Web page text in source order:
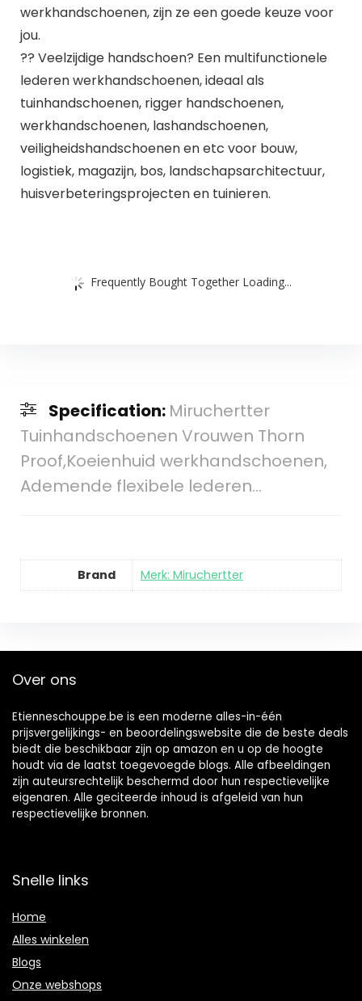
werkhandschoenen, zijn ze een goede keuze voor
jou.
?? Veelzijdige handschoen? Een multifunctionele
lederen werkhandschoenen, ideaal als
tuinhandschoenen, rigger handschoenen,
werkhandschoenen, lashandschoenen,
veiligheidshandschoenen en etc voor bouw,
logistiek, magazijn, bos, landschapsarchitectuur,
huisverbeteringsprojecten en tuinieren.
Frequently Bought Together Loading...
Specification: Miruchertter
Tuinhandschoenen Vrouwen Thorn
Proof,Koeienhuid werkhandschoenen,
Ademende flexibele lederen…
Brand Merk: Miruchertter
Over ons
Etienneschouppe.be is een moderne alles-in-één
prijsvergelijkings- en beoordelingswebsite die de beste deals
biedt die beschikbaar zijn op amazon en u op de hoogte
houdt via de laatst toegevoegde blogs. Alle afbeeldingen
zijn auteursrechtelijk beschermd door hun respectievelijke
eigenaren. Alle geciteerde inhoud is afgeleid van hun
respectievelijke bronnen.
Snelle links
Home
Alles winkelen
Blogs
Onze webshops